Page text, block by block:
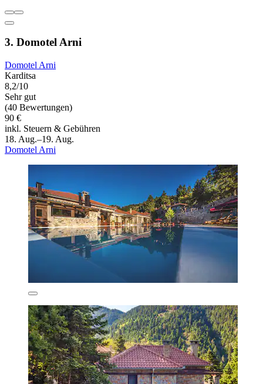
3. Domotel Arni
Domotel Arni
Karditsa
8,2/10
Sehr gut
(40 Bewertungen)
90 €
inkl. Steuern & Gebühren
18. Aug.–19. Aug.
Domotel Arni